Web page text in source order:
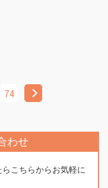
74
わせ
こちらからお気軽に